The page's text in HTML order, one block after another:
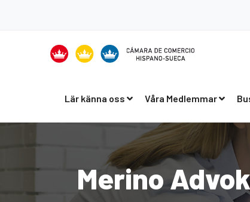
Lär känna oss Våra Medlemmar
Merino